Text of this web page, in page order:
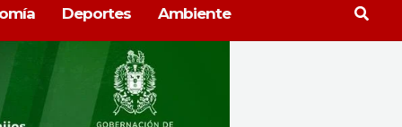
Deportes Ambiente Buscar